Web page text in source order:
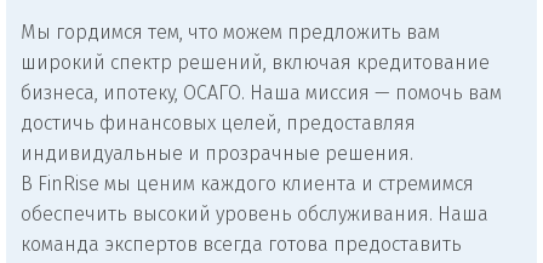
Мы гордимся тем, что можем предложить вам
широкий спектр решений, включая кредитование
бизнеса, ипотеку, ОСАГО. Наша миссия — помочь вам
достичь финансовых целей, предоставляя
индивидуальные и прозрачные решения.
В FinRise мы ценим каждого клиента и стремимся
обеспечить высокий уровень обслуживания. Наша
команда экспертов всегда готова предоставить